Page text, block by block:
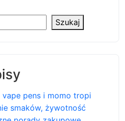
Szukaj
vape pens i momo tropi
smaków, żywotność